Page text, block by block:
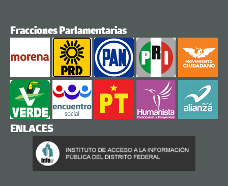
Fracciones Parlamentarias
ENLACES